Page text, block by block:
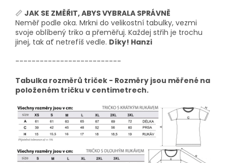
📏 JAK SE ZMĚŘIT, ABYS VYBRALA SPRÁVNĚ
Neměř podle oka. Mrkni do velikostní tabulky, vezmi
svoje oblíbený triko a přeměřuj. Každej střih je trochu
jinej, tak ať netrefíš vedle. Díky! Hanzi
--------------------------
Tabulka rozměrů triček - Rozměry jsou měřené na
položeném tričku v centimetrech.